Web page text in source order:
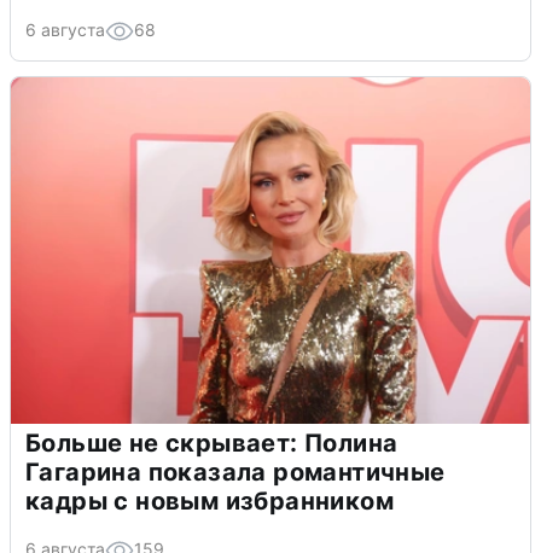
6 августа 68
Больше не скрывает: Полина
Гагарина показала романтичные
кадры с новым избранником
6 августа 159